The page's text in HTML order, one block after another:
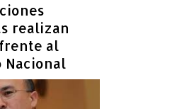
realizan
al
Nacional